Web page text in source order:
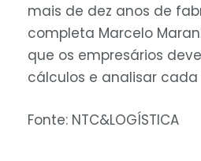
mais de dez anos de
completa Marcelo
que os empresários
cálculos e analisar cada
Fonte: NTC&LOGÍSTICA